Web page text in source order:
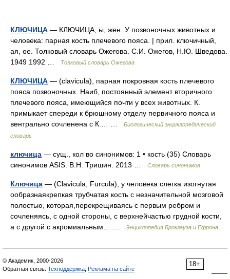
КЛЮЧИЦА — КЛЮЧИЦА, ы, жен. У позвоночных животных и
человека: парная кость плечевого пояса. | прил. ключичный,
ая, ое. Толковый словарь Ожегова. С.И. Ожегов, Н.Ю. Шведова.
1949 1992 …
Толковый словарь Ожегова
КЛЮЧИЦА — (clavicula), парная покровная кость плечевого
пояса позвоночных. Наиб, постоянный элемент вторичного
плечевого пояса, имеющийся почти у всех животных. К.
примыкает спереди к брюшному отделу первичного пояса и
вентрально сочленена с К.… …
Биологический энциклопедический
словарь
ключица — сущ., кол во синонимов: 1 • кость (35) Словарь
синонимов ASIS. В.Н. Тришин. 2013 …
Словарь синонимов
Ключица — (Clavicula, Furcula), у человека слегка изогнутая
ообразнаякрепкая трубчатая кость с незначительной мозговой
полостью, которая,перекрещиваясь с первым ребром и
сочленяясь, с одной стороны, с верхнейчастью грудной кости,
а с другой с акромиальным… …
Энциклопедия Брокгауза и Ефрона
18+
© Академик, 2000-2026
Обратная связь: Техподдержка Реклама на сайте